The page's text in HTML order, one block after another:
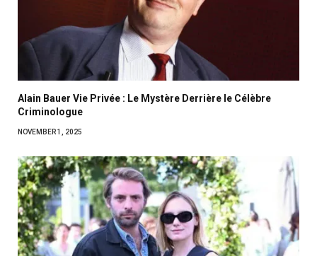
Alain Bauer Vie Privée : Le Mystère Derrière le Célèbre
Criminologue
NOVEMBER 1, 2025